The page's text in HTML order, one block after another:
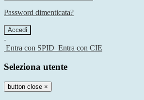
Password dimenticata?
-
Entra con SPID Entra con CIE
Seleziona utente
button close ×